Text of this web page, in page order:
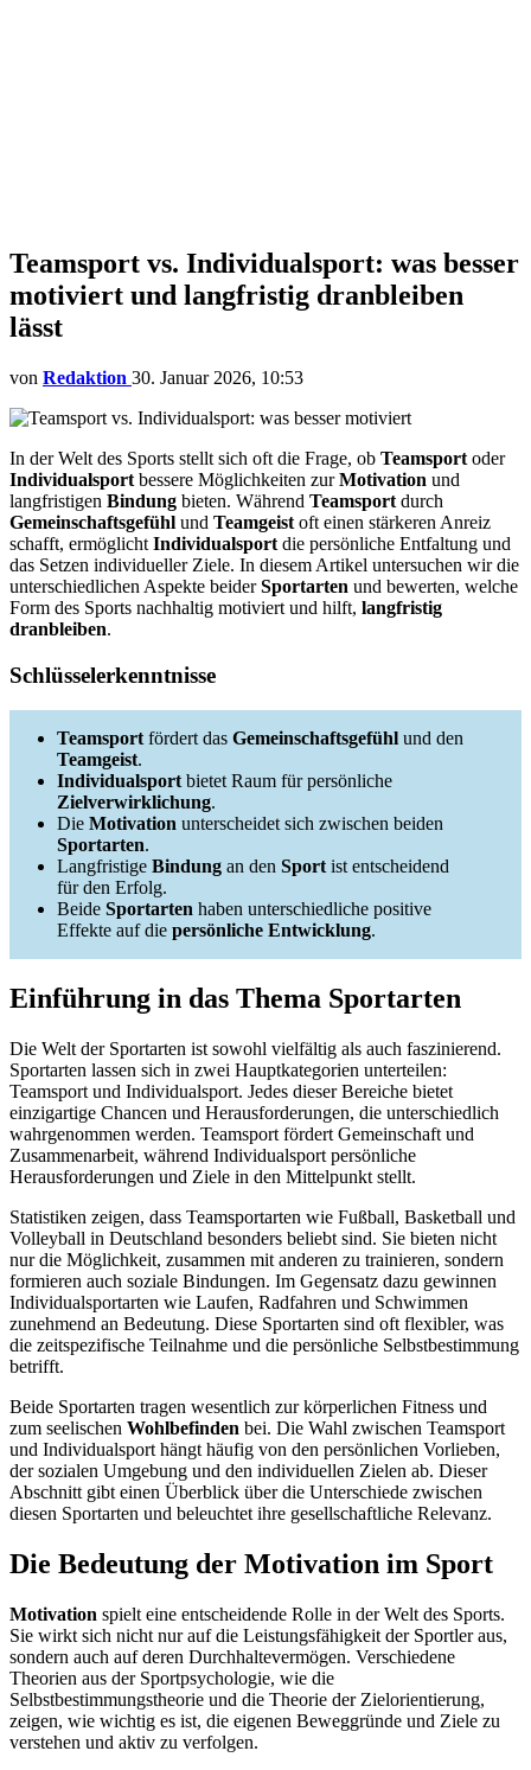
Teamsport vs. Individualsport: was besser
motiviert und langfristig dranbleiben
lässt
von Redaktion 30. Januar 2026, 10:53
In der Welt des Sports stellt sich oft die Frage, ob Teamsport oder
Individualsport bessere Möglichkeiten zurMotivation und
langfristigen Bindung bieten. Während Teamsport durch
Gemeinschaftsgefühl und Teamgeist oft einen stärkeren Anreiz
schafft, ermöglicht Individualsport die persönliche Entfaltung und
das Setzen individueller Ziele. In diesem Artikel untersuchen wir die
unterschiedlichen Aspekte beiderSportarten und bewerten, welche
Form des Sports nachhaltig motiviert und hilft, langfristig
dranbleiben.
Schlüsselerkenntnisse
Teamsport fördert das Gemeinschaftsgefühl und den
Teamgeist.
Individualsport bietet Raum für persönliche
Zielverwirklichung.
Die Motivation unterscheidet sich zwischen beiden
Sportarten.
Langfristige Bindung an den Sport ist entscheidend
für den Erfolg.
Beide Sportarten haben unterschiedliche positive
Effekte auf die persönliche Entwicklung.
Einführung in das Thema Sportarten
Die Welt der Sportarten ist sowohl vielfältig als auch faszinierend.
Sportarten lassen sich in zwei Hauptkategorien unterteilen:
Teamsport und Individualsport. Jedes dieser Bereiche bietet
einzigartige Chancen und Herausforderungen, die unterschiedlich
wahrgenommen werden. Teamsport fördert Gemeinschaft und
Zusammenarbeit, während Individualsport persönliche
Herausforderungen und Ziele in den Mittelpunkt stellt.
Statistiken zeigen, dass Teamsportarten wie Fußball, Basketball und
Volleyball in Deutschland besonders beliebt sind. Sie bieten nicht
nur die Möglichkeit, zusammen mit anderen zu trainieren, sondern
formieren auch soziale Bindungen. Im Gegensatz dazu gewinnen
Individualsportarten wie Laufen, Radfahren und Schwimmen
zunehmend an Bedeutung. Diese Sportarten sind oft flexibler, was
die zeitspezifische Teilnahme und die persönliche Selbstbestimmung
betrifft.
Beide Sportarten tragen wesentlich zur körperlichen Fitness und
zum seelischen Wohlbefinden bei. Die Wahl zwischen Teamsport
und Individualsport hängt häufig von den persönlichen Vorlieben,
der sozialen Umgebung und den individuellen Zielen ab. Dieser
Abschnitt gibt einen Überblick über die Unterschiede zwischen
diesen Sportarten und beleuchtet ihre gesellschaftliche Relevanz.
Die Bedeutung der Motivation im Sport
Motivation spielt eine entscheidende Rolle in der Welt des Sports.
Sie wirkt sich nicht nur auf die Leistungsfähigkeit der Sportler aus,
sondern auch auf deren Durchhaltevermögen. Verschiedene
Theorien aus der Sportpsychologie, wie die
Selbstbestimmungstheorie und die Theorie der Zielorientierung,
zeigen, wie wichtig es ist, die eigenen Beweggründe und Ziele zu
verstehen und aktiv zu verfolgen.